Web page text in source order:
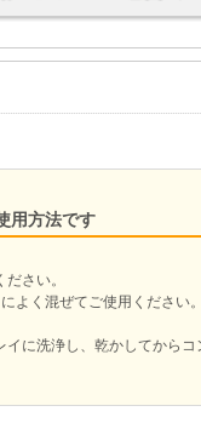
用方法です
さい。
よく混ぜてご使用ください。
に洗浄し、乾かしてからコ